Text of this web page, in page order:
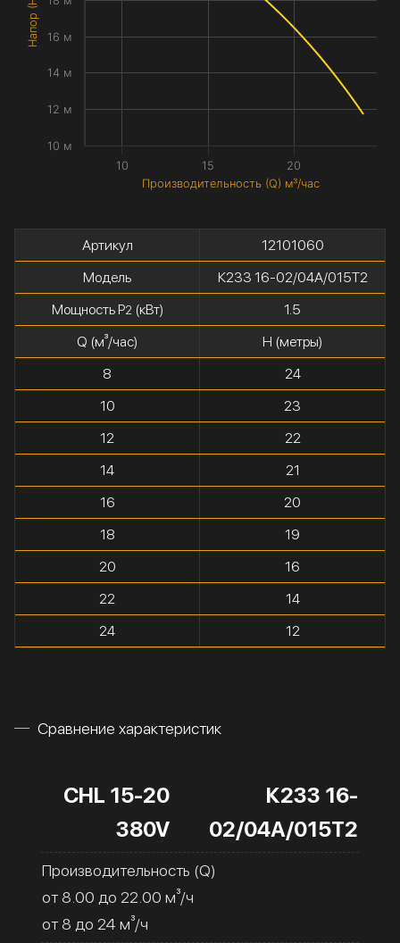
Производительность (Q) м³/час
10 15 20
10 м
12 м
14 м
16 м
Артикул
12101060
Модель
К233 16-02/04А/015Т2
Мощность P2 (кВт)
1.5
Q (м³/час)
H (метры)
8
24
10
23
12
22
14
21
16
20
18
19
20
16
22
14
24
12
Сравнение характеристик
CHL 15-20
380V
К233 16-
02/04А/015Т2
Производительность (Q)
от 8.00 до 22.00 м³/ч
от 8 до 24 м³/ч